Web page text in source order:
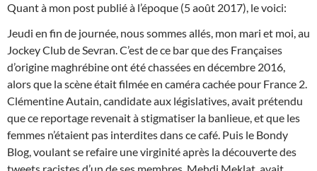
Quant à mon post publié à l’époque (5 août 2017), le voici:
Jeudi en fin de journée, nous sommes allés, mon mari et moi, au
Jockey Club de Sevran. C’est de ce bar que des Françaises
d’origine maghrébine ont été chassées en décembre 2016,
alors que la scène était filmée en caméra cachée pour France 2.
Clémentine Autain, candidate aux législatives, avait prétendu
que ce reportage revenait à stigmatiser la banlieue, et que les
femmes n’étaient pas interdites dans ce café. Puis le Bondy
Blog, voulant se refaire une virginité après la découverte des